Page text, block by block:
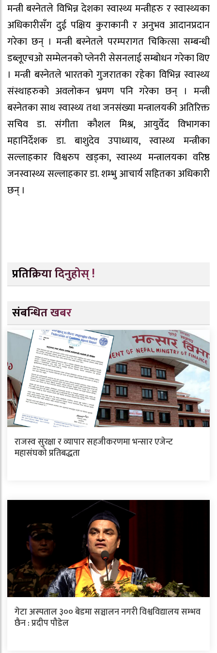
मन्त्री बस्नेतले विभिन्न देशका स्वास्थ्य मन्त्रीहरु र स्वास्थ्यका
अधिकारीसँग दुई पक्षिय कुराकानी र अनुभव आदानप्रदान
गरेका छन् । मन्त्री बस्नेतले परम्परागत चिकित्सा सम्बन्धी
डब्लूएचओ सम्मेलनको प्लेनरी सेसनलाई सम्बोधन गरेका थिए
। मन्त्री बस्नेतले भारतको गुजरातका रहेका विभिन्न स्वास्थ्य
संस्थाहरुको अवलोकन भ्रमण पनि गरेका छन् । मन्त्री
बस्नेतका साथ स्वास्थ्य तथा जनसंख्या मन्त्रालयकी अतिरिक्त
सचिव डा. संगीता कौशल मिश्र, आयुर्वेद विभागका
महानिर्देशक डा. बाशुदेव उपाध्याय, स्वास्थ्य मन्त्रीका
सल्लाहकार विश्वरुप खड्का, स्वास्थ्य मन्त्रालयका वरिष्ठ
जनस्वास्थ्य सल्लाहकार डा. शम्भु आचार्य सहितका अधिकारी
छन् ।
प्रतिक्रिया दिनुहोस् !
संबन्धित खबर
राजस्व सुरक्षा र व्यापार सहजीकरणमा भन्सार एजेन्ट
महासंघको प्रतिबद्धता
गेटा अस्पताल ३०० बेडमा सञ्चालन नगरी विश्वविद्यालय सम्भव
छैन : प्रदीप पौडेल